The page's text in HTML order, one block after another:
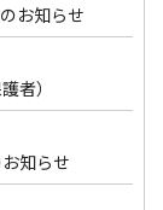
お知らせ
者）
知らせ